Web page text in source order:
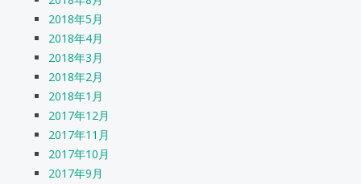
2018年5月
2018年4月
2018年3月
2018年2月
2018年1月
2017年12月
2017年11月
2017年10月
2017年9月